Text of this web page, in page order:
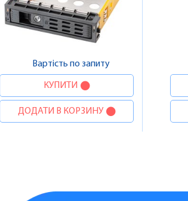
Вартість по запиту
КУПИТИ
ДОДАТИ В КОРЗИНУ